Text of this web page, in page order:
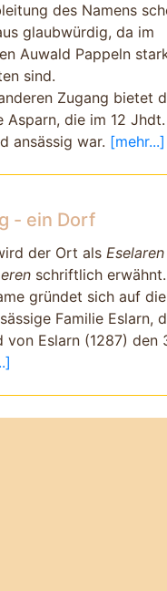
des Namens
glaubwürdig, da im
Auwald Pappeln
sind.
Zugang bietet
Asparn, die im 12
ansässig war. [mehr...]
- ein Dorf
der Ort als Eselaren
schriftlich erwähnt.
gründet sich auf die
Familie Eslarn,
von Eslarn (1287) den